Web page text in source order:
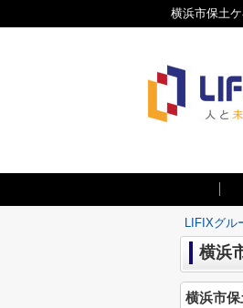
横浜市保土
LIFIXグル
横浜
横浜市